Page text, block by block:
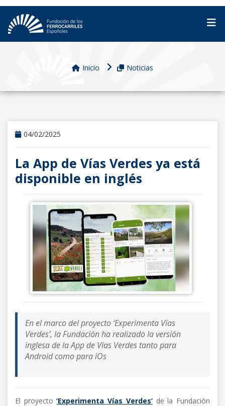
Inicio Noticias
04/02/2025
La App de Vías Verdes ya está
disponible en inglés
En el marco del proyecto ‘Experimenta Vías
Verdes’, la Fundación ha realizado la versión
inglesa de la App de Vías Verdes tanto para
Android como para iOs
El proyecto‘Experimenta Vías Verdes’de la Fundación